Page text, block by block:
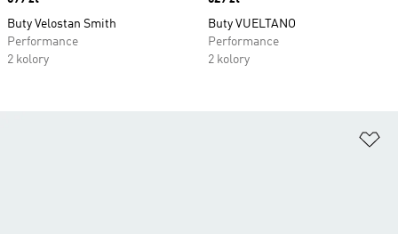
Buty Velostan Smith
Performance
2 kolory
Buty VUELTANO
Performance
2 kolory